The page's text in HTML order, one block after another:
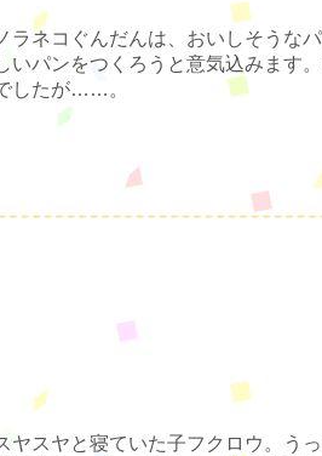
ラネコぐんだんは、おいしそうな
いパンをつくろうと意気込みます
したが……。
ヤスヤと寝ていた子フクロウ。う